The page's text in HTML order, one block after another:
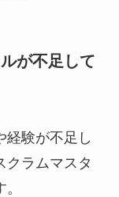
が不足して
経験が不足し
クラムマスタ